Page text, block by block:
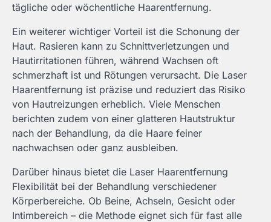
tägliche oder wöchentliche Haarentfernung.
Ein weiterer wichtiger Vorteil ist die Schonung der
Haut. Rasieren kann zu Schnittverletzungen und
Hautirritationen führen, während Wachsen oft
schmerzhaft ist und Rötungen verursacht. Die Laser
Haarentfernung ist präzise und reduziert das Risiko
von Hautreizungen erheblich. Viele Menschen
berichten zudem von einer glatteren Hautstruktur
nach der Behandlung, da die Haare feiner
nachwachsen oder ganz ausbleiben.
Darüber hinaus bietet die Laser Haarentfernung
Flexibilität bei der Behandlung verschiedener
Körperbereiche. Ob Beine, Achseln, Gesicht oder
Intimbereich – die Methode eignet sich für fast alle